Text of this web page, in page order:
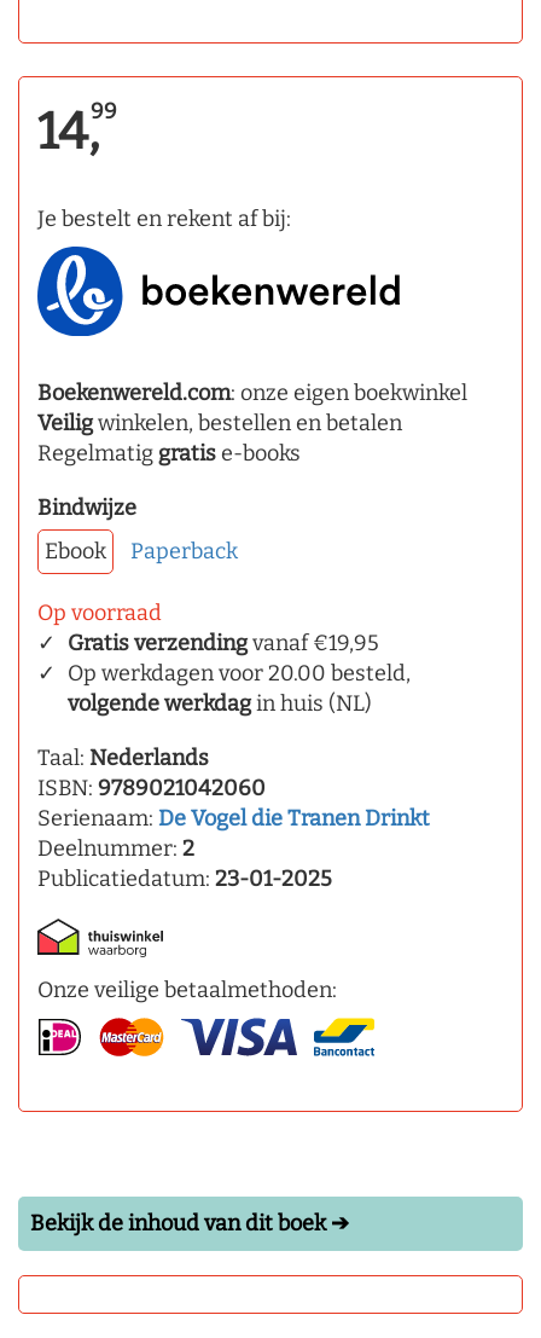
14,99
Je bestelt en rekent af bij:
Boekenwereld.com: onze eigen boekwinkel
Veiligwinkelen, bestellen en betalen
Regelmatig gratise-books
Bindwijze
Ebook
Paperback
Op voorraad
Gratis verzendingvanaf €19,95
Op werkdagen voor 20.00 besteld,
volgende werkdagin huis (NL)
Taal: Nederlands
ISBN: 9789021042060
Serienaam: De Vogel die Tranen Drinkt
Deelnummer: 2
Publicatiedatum: 23-01-2025
Onze veilige betaalmethoden:
Bekijk de inhoud van dit boek ➔